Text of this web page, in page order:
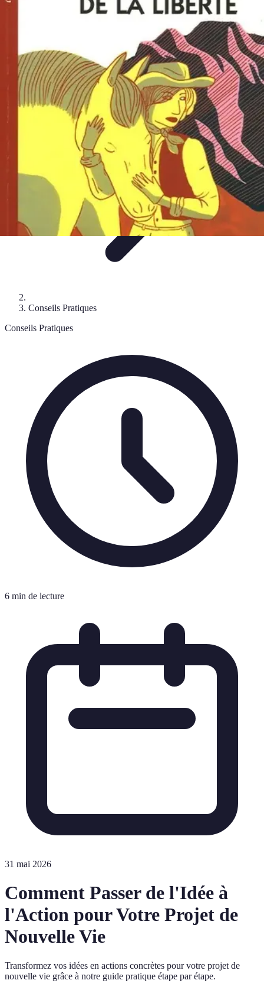
Évaluation de ProjetÉcologie et
Projets Nouvelle Vie
Conseils Pratiques
Conseils Pratiques
6 min de lecture
31 mai 2026
Comment Passer de l'Idée à
l'Action pour Votre Projet de
Nouvelle Vie
Transformez vos idées en actions concrètes pour votre projet de
nouvelle vie grâce à notre guide pratique étape par étape.